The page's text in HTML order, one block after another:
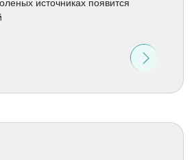
источниках появится